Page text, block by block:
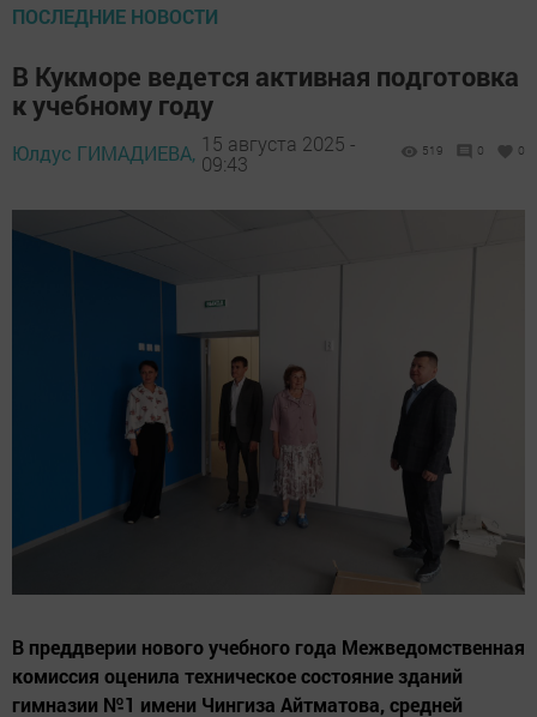
ПОСЛЕДНИЕ НОВОСТИ
В Кукморе ведется активная подготовка
к учебному году
Юлдус ГИМАДИЕВА, 15 августа 2025 -
09:43
519 0 0
В преддверии нового учебного года Межведомственная
комиссия оценила техническое состояние зданий
гимназии №1 имени Чингиза Айтматова, средней